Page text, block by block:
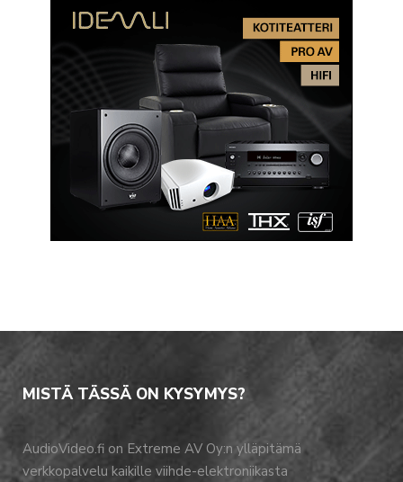
MISTÄ TÄSSÄ ON KYSYMYS?
AudioVideo.fi on Extreme AV Oy:n ylläpitämä
verkkopalvelu kaikille viihde-elektroniikasta